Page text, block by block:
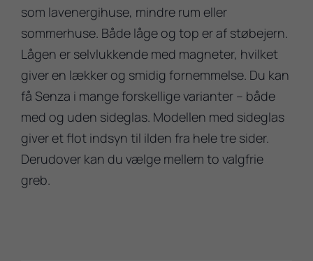
som lavenergihuse, mindre rum eller
sommerhuse. Både låge og top er af støbejern.
Lågen er selvlukkende med magneter, hvilket
giver en lækker og smidig fornemmelse. Du kan
få Senza i mange forskellige varianter – både
med og uden sideglas. Modellen med sideglas
giver et flot indsyn til ilden fra hele tre sider.
Derudover kan du vælge mellem to valgfrie
greb.